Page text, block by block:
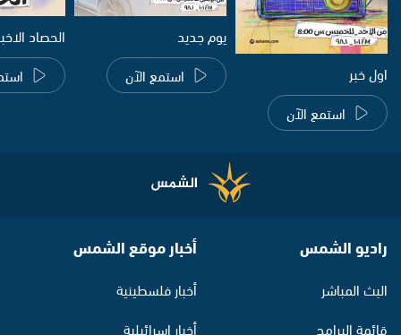
اول خبر
استمع الآن
يوم جديد
استمع الآن
الحصاد
راديو الشمس
البث المباشر
قائمة البرامج
أخبار موقع الشمس
أخبار فلسطينية
أخبار اسرائيلية